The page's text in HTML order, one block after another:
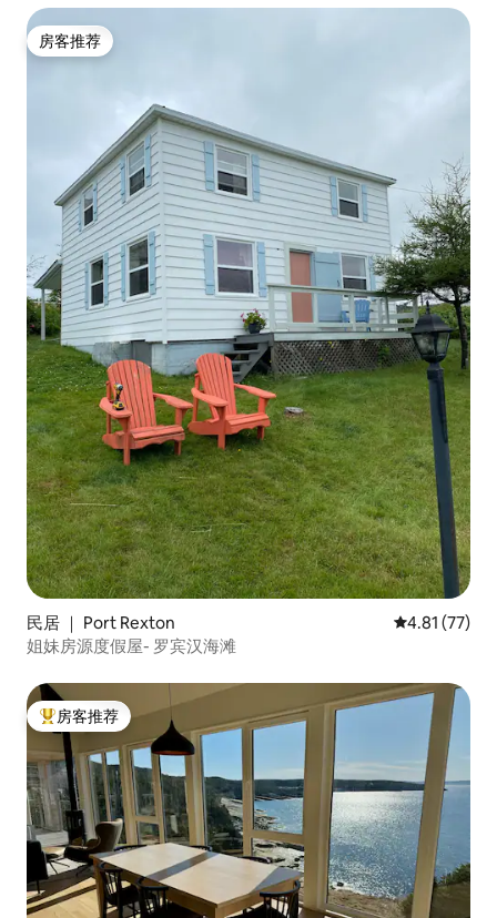
房客推荐
房客推荐
民居 ｜ Port Rexton 平均评分
4.81 (77)
姐妹房源度假屋- 罗宾汉海滩
热门「房客推荐」
房客推荐